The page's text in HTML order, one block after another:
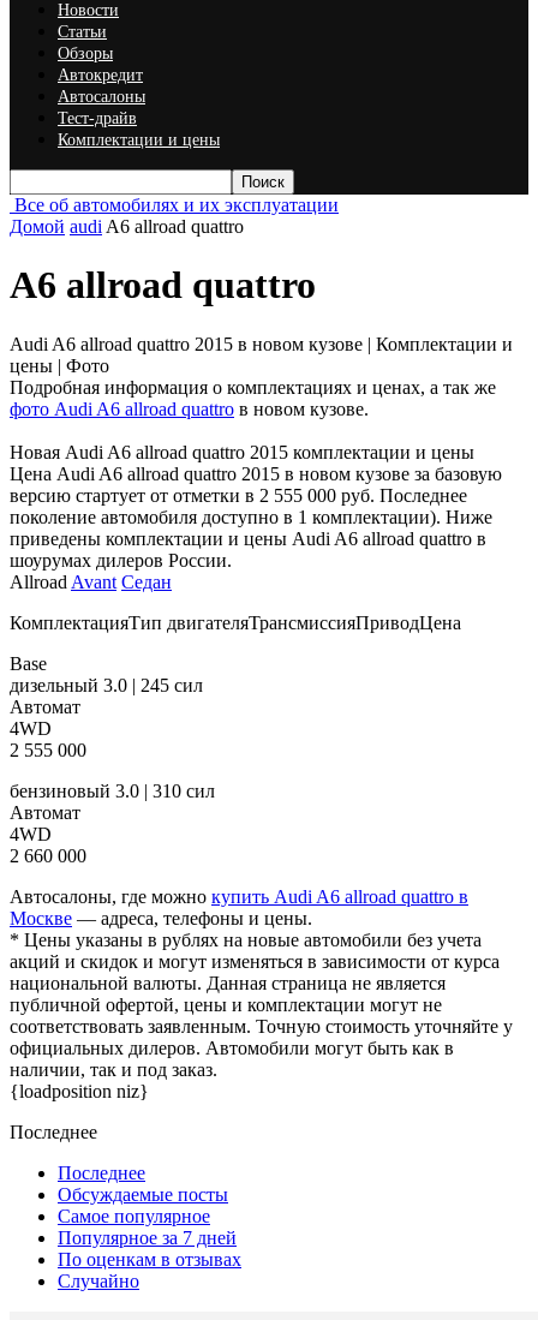
Новости
Статьи
Обзоры
Автокредит
Автосалоны
Тест-драйв
Комплектации и цены
Все об автомобилях и их эксплуатации
Домой audi A6 allroad quattro
A6 allroad quattro
Audi A6 allroad quattro 2015 в новом кузове | Комплектации и
цены | Фото
Подробная информация о комплектациях и ценах, а так же
фото Audi A6 allroad quattro в новом кузове.
Новая Audi A6 allroad quattro 2015 комплектации и цены
Цена Audi A6 allroad quattro 2015 в новом кузове за базовую
версию стартует от отметки в 2 555 000 руб. Последнее
поколение автомобиля доступно в 1 комплектации). Ниже
приведены комплектации и цены Audi A6 allroad quattro в
шоурумах дилеров России.
Allroad Avant Седан
КомплектацияТип двигателяТрансмиссияПриводЦена
Base
дизельный 3.0 | 245 сил
Автомат
4WD
2 555 000
бензиновый 3.0 | 310 сил
Автомат
4WD
2 660 000
Автосалоны, где можно купить Audi A6 allroad quattro в
Москве — адреса, телефоны и цены.
* Цены указаны в рублях на новые автомобили без учета
акций и скидок и могут изменяться в зависимости от курса
национальной валюты. Данная страница не является
публичной офертой, цены и комплектации могут не
соответствовать заявленным. Точную стоимость уточняйте у
официальных дилеров. Автомобили могут быть как в
наличии, так и под заказ.
{loadposition niz}
Последнее
Последнее
Обсуждаемые посты
Самое популярное
Популярное за 7 дней
По оценкам в отзывах
Случайно